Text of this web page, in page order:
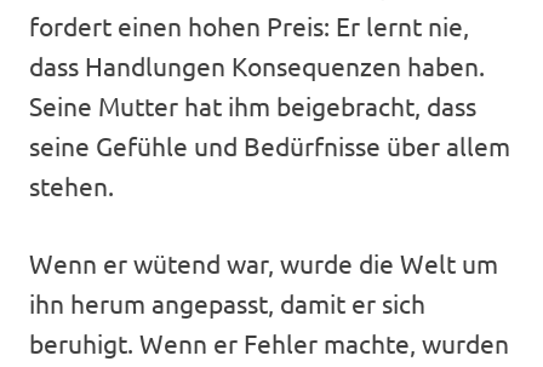
fordert einen hohen Preis: Er lernt nie,
dass Handlungen Konsequenzen haben.
Seine Mutter hat ihm beigebracht, dass
seine Gefühle und Bedürfnisse über allem
stehen.
Wenn er wütend war, wurde die Welt um
ihn herum angepasst, damit er sich
beruhigt. Wenn er Fehler machte, wurden